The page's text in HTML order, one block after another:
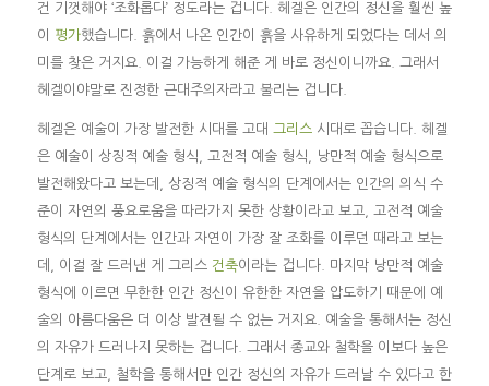
건 기껏해야 ‘조화롭다’ 정도라는 겁니다. 헤겔은 인간의 정신을 훨씬 높
이
평가했습니다. 흙에서 나온 인간이 흙을 사유하게 되었다는 데서 의
미를 찾은 거지요. 이걸 가능하게 해준 게 바로 정신이니까요. 그래서
헤겔이야말로 진정한 근대주의자라고 불리는 겁니다.
헤겔은 예술이 가장 발전한 시대를 고대 그리스시대로 꼽습니다. 헤겔
은 예술이 상징적 예술 형식, 고전적 예술 형식, 낭만적 예술 형식으로
발전해왔다고 보는데, 상징적 예술 형식의 단계에서는 인간의 의식 수
준이 자연의 풍요로움을 따라가지 못한 상황이라고 보고, 고전적 예술
형식의 단계에서는 인간과 자연이 가장 잘 조화를 이루던 때라고 보는
데, 이걸 잘 드러낸 게 그리스 건축이라는 겁니다. 마지막 낭만적 예술
형식에 이르면 무한한 인간 정신이 유한한 자연을 압도하기 때문에 예
술의 아름다움은 더 이상 발견될 수 없는 거지요. 예술을 통해서는 정신
의 자유가 드러나지 못하는 겁니다. 그래서 종교와 철학을 이보다 높은
단계로 보고, 철학을 통해서만 인간 정신의 자유가 드러날 수 있다고 한